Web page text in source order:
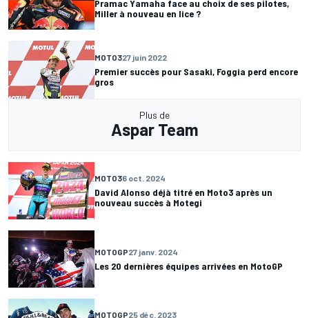
Pramac Yamaha face au choix de ses pilotes,
Miller à nouveau en lice ?
MOTO327 juin 2022
Premier succès pour Sasaki, Foggia perd encore
gros
Plus de
Aspar Team
MOTO36 oct. 2024
David Alonso déjà titré en Moto3 après un
nouveau succès à Motegi
MOTOGP27 janv. 2024
Les 20 dernières équipes arrivées en MotoGP
MOTOGP25 déc. 2023